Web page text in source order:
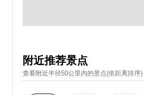
附近推荐景点
查看附近半径50公里內的景点(依距离排序)